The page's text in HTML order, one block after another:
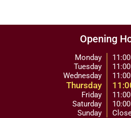
Opening
Monday
Tuesday
Wednesday
Thursday
Friday
Saturday
Sunday